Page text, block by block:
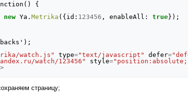
()
{
new Ya .Metrika ({ id : 123456 , enableAll : true});
' );
watch.js" type="text/javascript" defer=
watch/123456" style=
страницу;